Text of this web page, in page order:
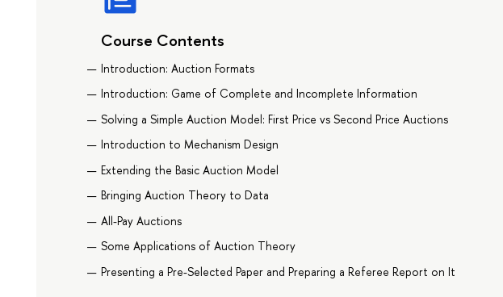
Course Contents
Introduction: Auction Formats
Introduction: Game of Complete and Incomplete Information
Solving a Simple Auction Model: First Price vs Second Price Auctions
Introduction to Mechanism Design
Extending the Basic Auction Model
Bringing Auction Theory to Data
All-Pay Auctions
Some Applications of Auction Theory
Presenting a Pre-Selected Paper and Preparing a Referee Report on It